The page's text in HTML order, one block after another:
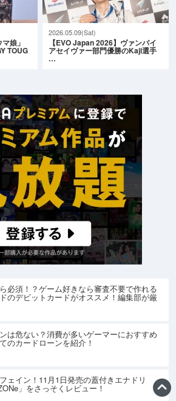
娘」
TOUG
2026.05.09(Sat)
【EVO Japan 2026】ヴァンパイ
アセイヴァー部門優勝のKaji選手
…
必須！？ゲーム好きなら審査不要で作れる
のデビットカードがオススメ！編集部が厳
は危ない？消費が多いゲーマーにおすすめ
のカードローンを紹介！
ェイン！11月1日発売の蓋付きエナドリ
」をさっそくレビュー！